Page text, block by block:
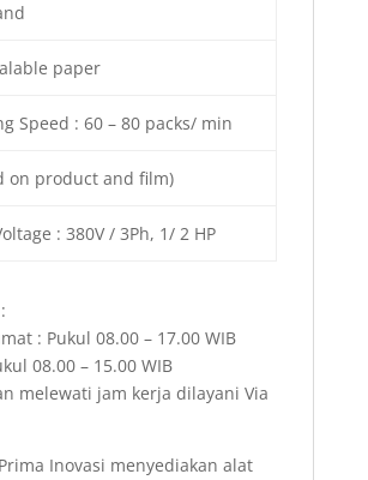
paper
Speed : 60 – 80 packs/ min
on product and film)
: 380V / 3Ph, 1/ 2 HP
: Pukul 08.00 – 17.00 WIB
08.00 – 15.00 WIB
melewati jam kerja dilayani Via
Inovasi menyediakan alat